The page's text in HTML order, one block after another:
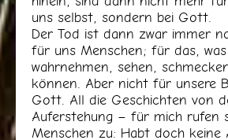
uns selbst, sondern bei Gott.
Der Tod ist dann zwar immer
für uns Menschen; für das,
wahrnehmen, sehen,
können. Aber nicht für unsere
Gott. All die Geschichten von
Auferstehung – für mich rufen
Menschen zu: Habt doch keine